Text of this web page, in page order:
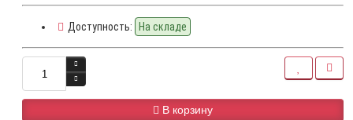
Доступность: На складе
В корзину